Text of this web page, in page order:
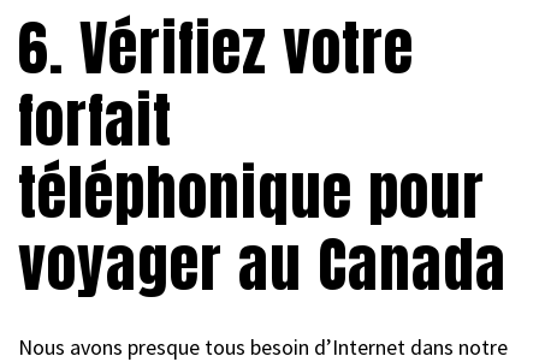
6. Vérifiez votre
forfait
téléphonique pour
voyager au Canada
Nous avons presque tous besoin d’Internet dans notre